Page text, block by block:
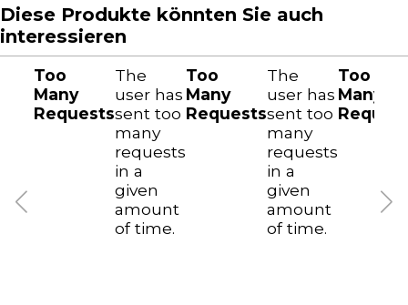
Diese Produkte könnten Sie auch
interessieren
Too
Many
Requests
The
user has
sent too
many
requests
in a
given
amount
of time.
Too
Many
Requests
The
user has
sent too
many
requests
in a
given
amount
of time.
Too
Many